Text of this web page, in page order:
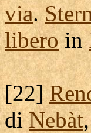
via.
liberoin
[22]
diNebàt